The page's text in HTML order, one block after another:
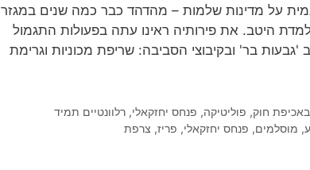
על מדינות שלמות – מהדהד כבר כמה שנים במגזר
היטב. את פירותיה ראינו עתה בפעולות התגמול
בר' ובקיבוצי הסביבה: שריפת מכוניות וגרימת
חוק, פוליטיקה, פנחס יחזקאלי, רלוונטיים תמיד
, מוסלמים, פנחס יחזקאלי, פריז, צרפת